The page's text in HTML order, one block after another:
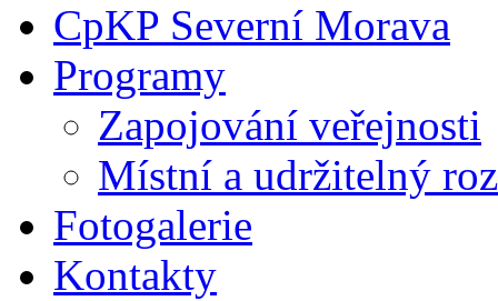
CpKP Severní Morava
Programy
Zapojování veřejnosti
Místní a udržitelný
Fotogalerie
Kontakty